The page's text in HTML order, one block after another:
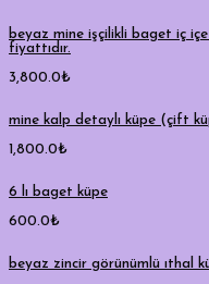
beyaz mine işçilikli baget iç
fiyattıdır.
3,800.0₺
mine kalp detaylı küpe (çift
1,800.0₺
6 lı baget küpe
600.0₺
beyaz zincir görünümlü ıthal